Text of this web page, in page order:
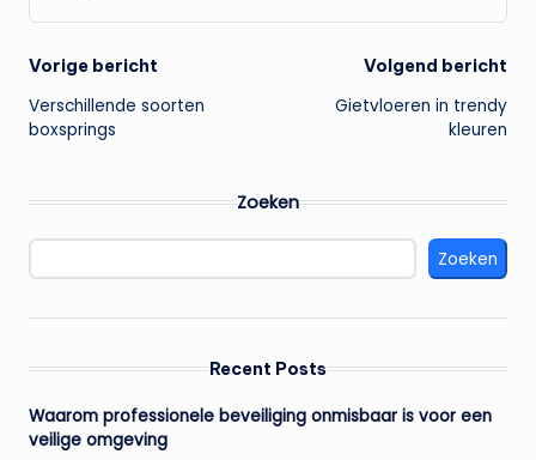
Bericht
navigatie
Vorige bericht
Verschillende soorten
boxsprings
Volgend bericht
Gietvloeren in trendy
kleuren
Zoeken
Zoeken
Recent Posts
Waarom professionele beveiliging onmisbaar is voor een
veilige omgeving